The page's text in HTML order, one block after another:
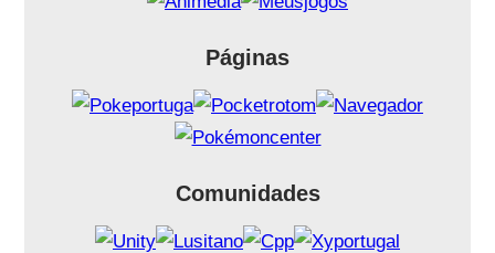
Páginas
Comunidades